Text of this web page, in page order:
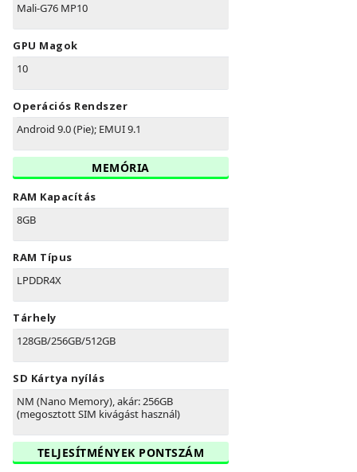
Mali-G76 MP10
GPU Magok
10
Operációs Rendszer
Android 9.0 (Pie); EMUI 9.1
MEMÓRIA
RAM Kapacítás
8GB
RAM Típus
LPDDR4X
Tárhely
128GB/256GB/512GB
SD Kártya nyílás
NM (Nano Memory), akár: 256GB
(megosztott SIM kivágást használ)
TELJESÍTMÉNYEK PONTSZÁM